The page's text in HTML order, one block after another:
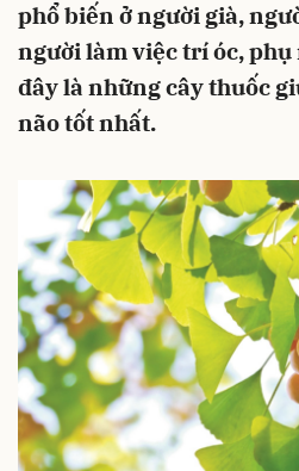
phổ biến ở người già,
người làm việc trí óc,
đây là những cây thuốc
não tốt nhất.